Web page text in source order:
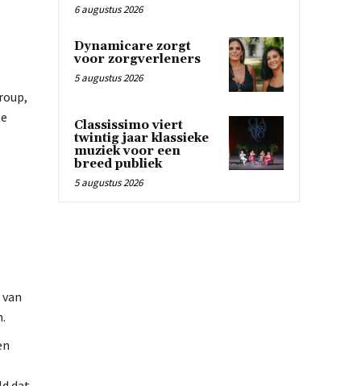
6 augustus 2026
Dynamicare zorgt
voor zorgverleners
5 augustus 2026
Classissimo viert
twintig jaar klassieke
muziek voor een
breed publiek
5 augustus 2026